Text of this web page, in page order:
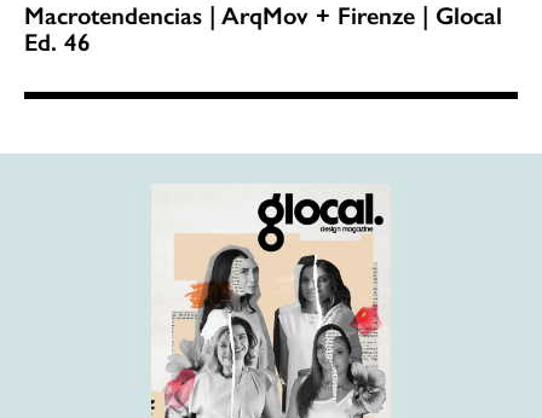
Macrotendencias | ArqMov + Firenze | Glocal
Ed. 46